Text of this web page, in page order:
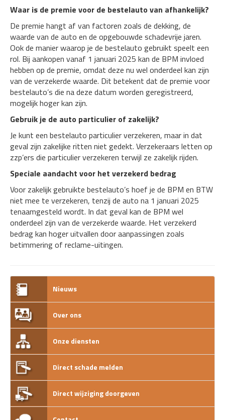
Waar is de premie voor de bestelauto van afhankelijk?
De premie hangt af van factoren zoals de dekking, de
waarde van de auto en de opgebouwde schadevrije jaren.
Ook de manier waarop je de bestelauto gebruikt speelt een
rol. Bij aankopen vanaf 1 januari 2025 kan de BPM invloed
hebben op de premie, omdat deze nu wel onderdeel kan zijn
van de verzekerde waarde. Dit betekent dat de premie voor
bestelauto’s die na deze datum worden geregistreerd,
mogelijk hoger kan zijn.
Gebruik je de auto particulier of zakelijk?
Je kunt een bestelauto particulier verzekeren, maar in dat
geval zijn zakelijke ritten niet gedekt. Verzekeraars letten op
zzp’ers die particulier verzekeren terwijl ze zakelijk rijden.
Speciale aandacht voor het verzekerd bedrag
Voor zakelijk gebruikte bestelauto’s hoef je de BPM en BTW
niet mee te verzekeren, tenzij de auto na 1 januari 2025
tenaamgesteld wordt. In dat geval kan de BPM wel
onderdeel zijn van de verzekerde waarde. Het verzekerd
bedrag kan hoger uitvallen door aanpassingen zoals
betimmering of reclame-uitingen.
Nieuws
Over ons
Onze diensten
Direct schade melden
Direct wijziging doorgeven